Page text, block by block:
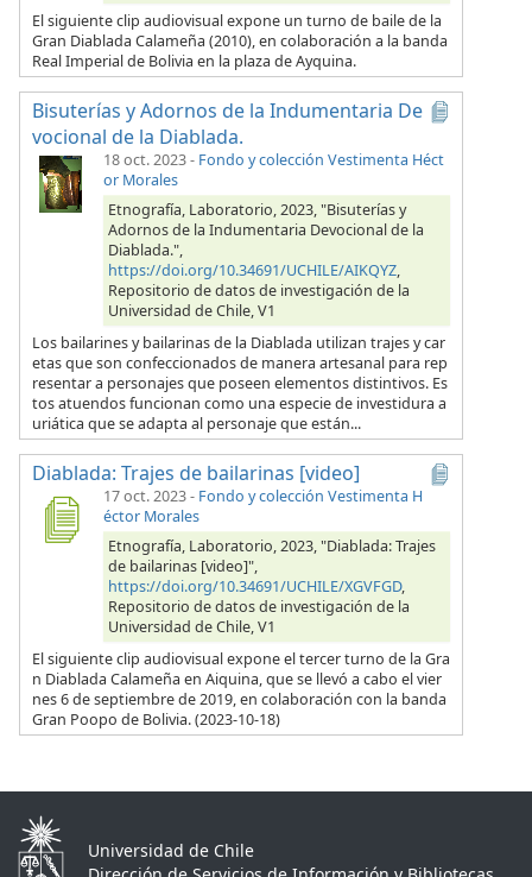
El siguiente clip audiovisual expone un turno de baile de la
Gran Diablada Calameña (2010), en colaboración a la banda
Real Imperial de Bolivia en la plaza de Ayquina.
Bisuterías y Adornos de la Indumentaria De
vocional de la Diablada.
18 oct. 2023- Fondo y colección Vestimenta Héct
or Morales
Etnografía, Laboratorio, 2023, "Bisuterías y
Adornos de la Indumentaria Devocional de la
Diablada.",
https://doi.org/10.34691/UCHILE/AIKQYZ,
Repositorio de datos de investigación de la
Universidad de Chile, V1
Los bailarines y bailarinas de la Diablada utilizan trajes y car
etas que son confeccionados de manera artesanal para rep
resentar a personajes que poseen elementos distintivos. Es
tos atuendos funcionan como una especie de investidura a
uriática que se adapta al personaje que están...
Diablada: Trajes de bailarinas [video]
17 oct. 2023- Fondo y colección Vestimenta H
éctor Morales
Etnografía, Laboratorio, 2023, "Diablada: Trajes
de bailarinas [video]",
https://doi.org/10.34691/UCHILE/XGVFGD,
Repositorio de datos de investigación de la
Universidad de Chile, V1
El siguiente clip audiovisual expone el tercer turno de la Gra
n Diablada Calameña en Aiquina, que se llevó a cabo el vier
nes 6 de septiembre de 2019, en colaboración con la banda
Gran Poopo de Bolivia. (2023-10-18)
Universidad de Chile